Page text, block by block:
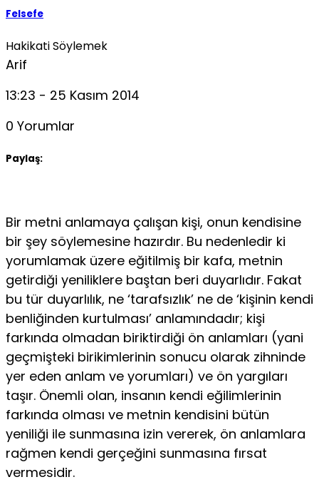
Felsefe
Hakikati Söylemek
Arif
13:23 - 25 Kasım 2014
0 Yorumlar
Paylaş:
Bir metni anlamaya çalışan kişi, onun kendisine
bir şey söylemesine hazırdır. Bu nedenledir ki
yorumlamak üzere eğitilmiş bir kafa, metnin
getirdiği yeniliklere baştan beri duyarlıdır. Fakat
bu tür duyarlılık, ne ‘tarafsızlık’ ne de ‘kişinin kendi
benliğinden kurtulması’ anlamındadır; kişi
farkında olmadan biriktirdiği ön anlamları (yani
geçmişteki birikimlerinin sonucu olarak zihninde
yer eden anlam ve yorumları) ve ön yargıları
taşır. Önemli olan, insanın kendi eğilimlerinin
farkında olması ve metnin kendisini bütün
yeniliği ile sunmasına izin vererek, ön anlamlara
rağmen kendi gerçeğini sunmasına fırsat
vermesidir.